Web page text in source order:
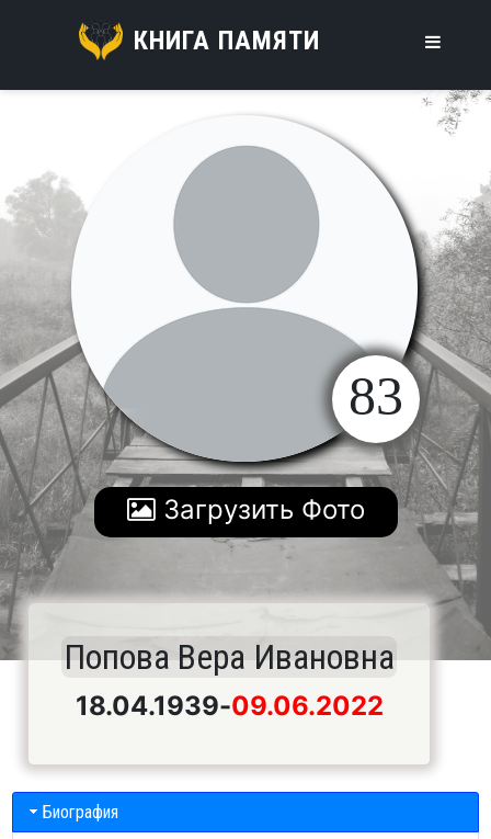
КНИГА ПАМЯТИ
83
Загрузить Фото
Попова Вера Ивановна
18.04.1939-09.06.2022
Биография